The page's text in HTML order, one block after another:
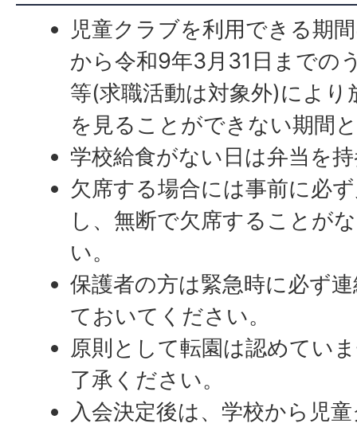
児童クラブを利用できる期
から令和9年3月31日までの
等(求職活動は対象外)により
を見ることができない期間
学校給食がない日は弁当を
欠席する場合には事前に必
し、無断で欠席することが
い。
保護者の方は緊急時に必ず
ておいてください。
原則として転園は認めてい
了承ください。
入会決定後は、学校から児